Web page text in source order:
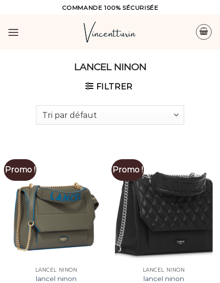
content
COMMANDE 100% SÉCURISÉE
LANCEL NINON
FILTRER
Promo !
LANCEL NINON
lancel ninon
Promo !
LANCEL NINON
lancel ninon